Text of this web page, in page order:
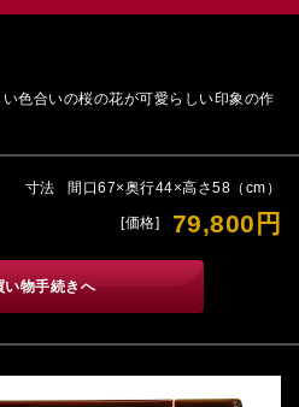
色合いの桜の花が可愛らしい印象の作
寸法 間口67×奥行44×高さ58（cm）
[価格] 79,800円
い物手続きへ